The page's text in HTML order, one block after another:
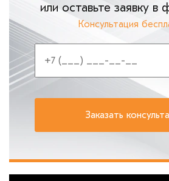
или оставьте заявку
Консультация